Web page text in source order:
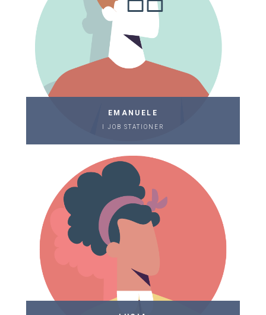
EMANUELE
I JOB STATIONER